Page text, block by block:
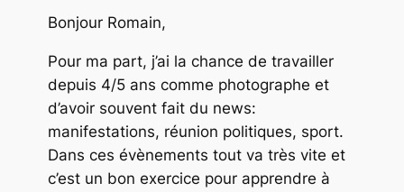
Bonjour Romain,
Pour ma part, j’ai la chance de travailler
depuis 4/5 ans comme photographe et
d’avoir souvent fait du news:
manifestations, réunion politiques, sport.
Dans ces évènements tout va très vite et
c’est un bon exercice pour apprendre à